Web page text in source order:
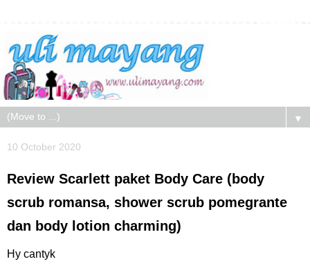
▼
10 October 2020
Review Scarlett paket Body Care (body
scrub romansa, shower scrub pomegrante
dan body lotion charming)
Hy cantyk